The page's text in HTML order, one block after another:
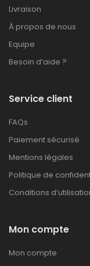
Livraison
À propos de nous
Equipe
Besoin d’aide ?
Service client
FAQs
Paiement sécurisé
Mentions légales
Politique de
Conditions
Mon compte
Mon compte